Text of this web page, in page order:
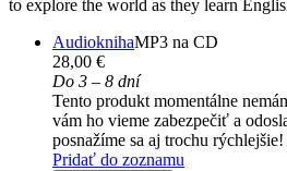
to explore the world as they learn
AudioknihaMP3 na CD
28,00 €
Do 3 – 8 dní
Tento produkt momentálne
vám ho vieme zabezpečiť a
posnažíme sa aj trochu rýchlejšie!
Pridať do zoznamu